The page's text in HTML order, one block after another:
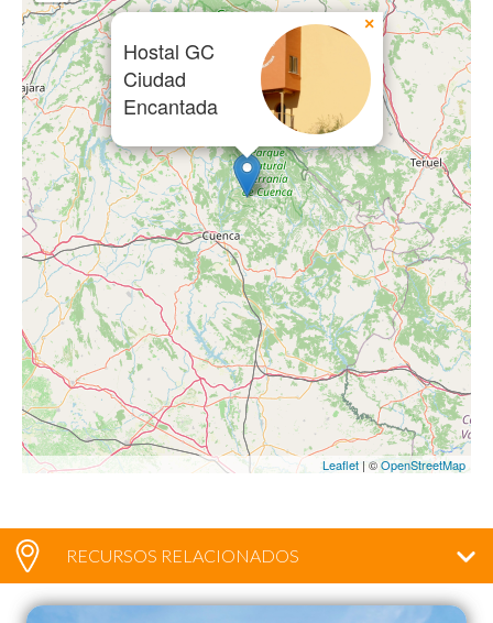
Hostal GC
Ciudad
Encantada
×
Leaflet | ©OpenStreetMap
RECURSOS RELACIONADOS